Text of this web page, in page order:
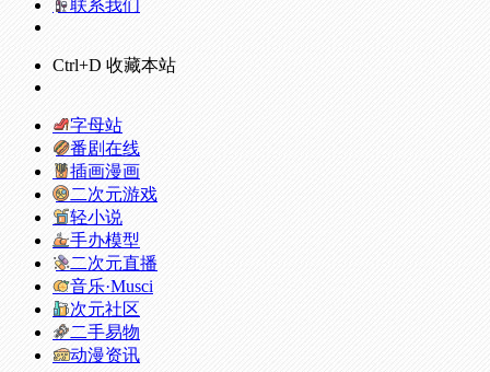
联系我们
Ctrl+D 收藏本站
字母站
番剧在线
插画漫画
二次元游戏
轻小说
手办模型
二次元直播
音乐·Musci
次元社区
二手易物
动漫资讯